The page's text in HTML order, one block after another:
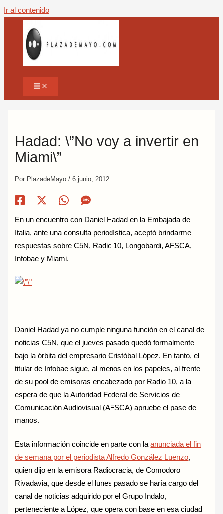
Ir al contenido
Hadad: \”No voy a invertir en
Miami\”
Por PlazadeMayo/6 junio, 2012
En un encuentro con Daniel Hadad en la Embajada de
Italia, ante una consulta periodística, aceptó brindarme
respuestas sobre C5N, Radio 10, Longobardi, AFSCA,
Infobae y Miami.
Daniel Hadad ya no cumple ninguna función en el canal de
noticias C5N, que el jueves pasado quedó formalmente
bajo la órbita del empresario Cristóbal López. En tanto, el
titular de Infobae sigue, al menos en los papeles, al frente
de su pool de emisoras encabezado por Radio 10, a la
espera de que la Autoridad Federal de Servicios de
Comunicación Audiovisual (AFSCA) apruebe el pase de
manos.
Esta información coincide en parte con laanunciada el fin
de semana por el periodista Alfredo González Luenzo,
quien dijo en la emisora Radiocracia, de Comodoro
Rivadavia, que desde el lunes pasado se haría cargo del
canal de noticias adquirido por el Grupo Indalo,
perteneciente a López, que opera con base en esa ciudad